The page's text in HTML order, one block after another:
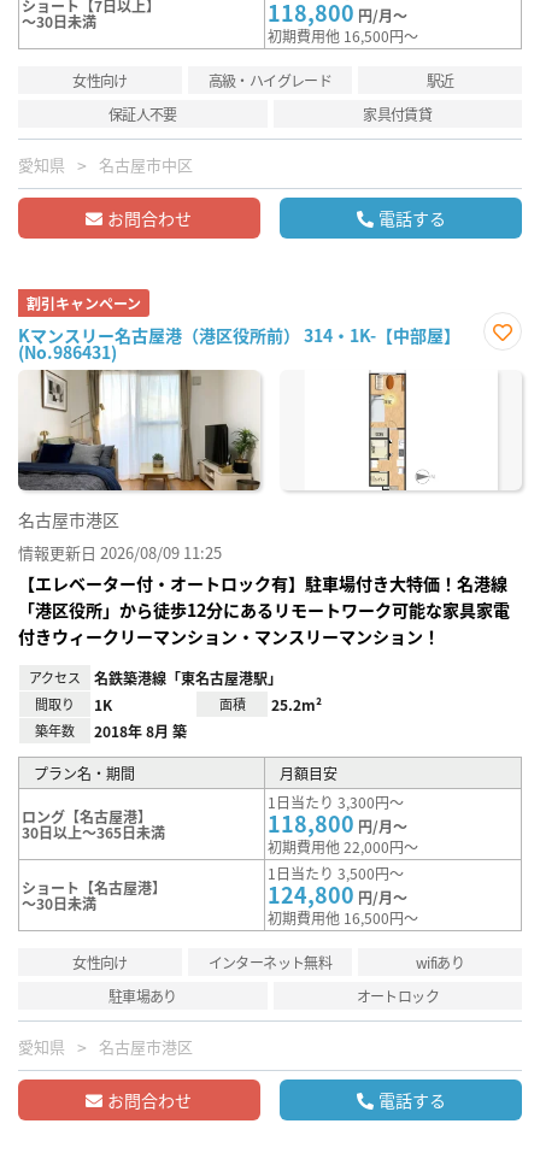
ショート【7日以上】
～30日未満 118,800 円/月～
初期費用他 16,500円～
女性向け 高級・ハイグレード
駅近
保証人不要
家具付賃貸
愛知県 名古屋市中区
お問合わせ 電話する
割引キャンペーン
Kマンスリー名古屋港（港区役所前） 314・1K-【中部屋】
(No.986431)
に入
名古屋市港区
情報更新日 2026/08/09 11:25
【エレベーター付・オートロック有】駐車場付き大特価！名港線
「港区役所」から徒歩12分にあるリモートワーク可能な家具家電
付きウィークリーマンション・マンスリーマンション！
アクセス 名鉄築港線「東名古屋港駅」
間取り 1K 面積 25.2m²
築年数 2018年 8月 築
プラン名・期間 月額目安
ロング【名古屋港】
30日以上～365日未満
1日当たり 3,300円～
118,800 円/月～
初期費用他 22,000円～
ショート【名古屋港】
～30日未満
1日当たり 3,500円～
124,800 円/月～
初期費用他 16,500円～
女性向け インターネット無料
wifiあり
駐車場あり
オートロック
愛知県 名古屋市港区
お問合わせ 電話する